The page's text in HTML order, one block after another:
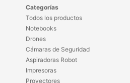
Categorías
Todos los productos
Notebooks
Drones
Cámaras de Seguridad
Aspiradoras Robot
Impresoras
Proyectores